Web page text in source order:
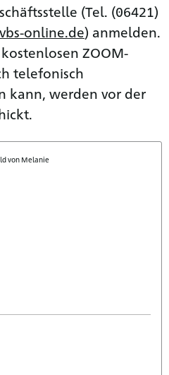
(Tel. (06421)
online.de) anmelden.
ZOOM-
telefonisch
kann, werden vor der